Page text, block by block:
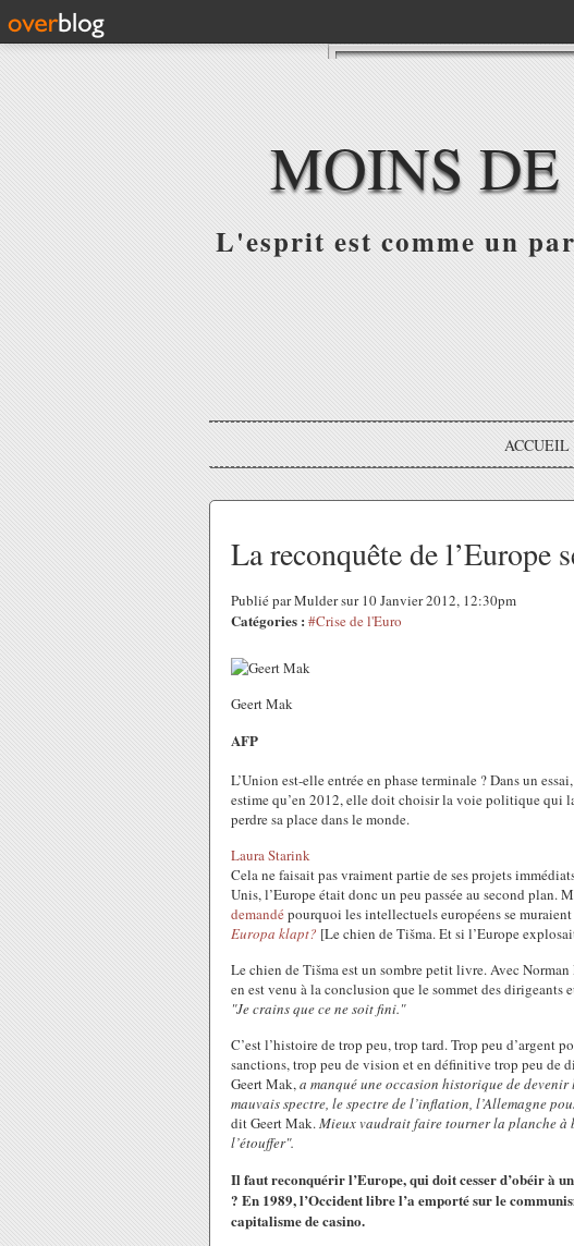
MOINS
L'esprit est comme un
ACCUEIL
La reconquête de l’Europe
Publié par Mulder sur 10 Janvier 2012, 12:30pm
Catégories : #Crise de l'Euro
Geert Mak
AFP
L’Union est-elle entrée en phase terminale ? Dans un
estime qu’en 2012, elle doit choisir la voie politique qui
perdre sa place dans le monde.
Laura Starink
Cela ne faisait pas vraiment partie de ses projets
Unis, l’Europe était donc un peu passée au second plan.
demandépourquoi les intellectuels européens se
Europa klapt? [Le chien de Tišma. Et si l’Europe
Le chien de Tišma est un sombre petit livre. Avec
en est venu à la conclusion que le sommet des dirigeants
"Je crains que ce ne soit fini."
C’est l’histoire de trop peu, trop tard. Trop peu d’argent
sanctions, trop peu de vision et en définitive trop peu de
Geert Mak,a manqué une occasion historique de
mauvais spectre, le spectre de l’inflation, l’Allemagne
dit Geert Mak.Mieux vaudrait faire tourner la planche à
l’étouffer".
Il faut reconquérir l’Europe, qui doit cesser d’obéir à
? En 1989, l’Occident libre l’a emporté sur le
capitalisme de casino.